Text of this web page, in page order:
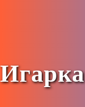
Игарка